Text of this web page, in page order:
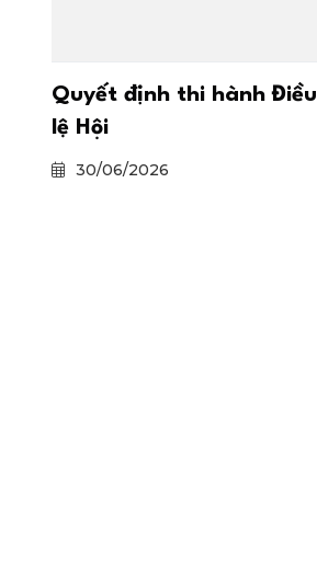
Quyết định thi hành Điều
lệ Hội
30/06/2026